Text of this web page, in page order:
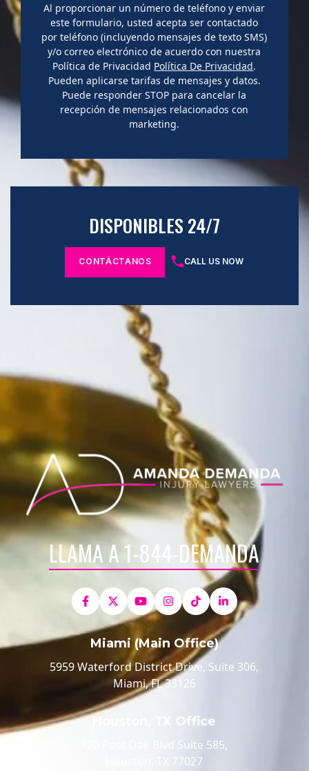
Al proporcionar un número de teléfono y enviar
este formulario, usted acepta ser contactado
por teléfono (incluyendo mensajes de texto SMS)
y/o correo electrónico de acuerdo con nuestra
Política de Privacidad Política De Privacidad.
Pueden aplicarse tarifas de mensajes y datos.
Puede responder STOP para cancelar la
recepción de mensajes relacionados con
marketing.
DISPONIBLES 24/7
CONTÁCTANOS CALL US NOW
LLAMA A 1-844-DEMANDA
Miami (Main Office)
5959 Waterford District Drive, Suite 306,
Miami, FL 33126
Houston, TX Office
520 Post Oak Blvd Suite 585,
Houston, TX 77027